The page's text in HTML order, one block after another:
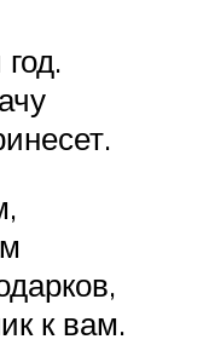
к вам.